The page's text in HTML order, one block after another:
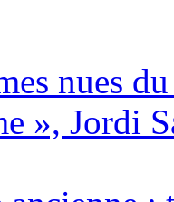
nues
», Jordi